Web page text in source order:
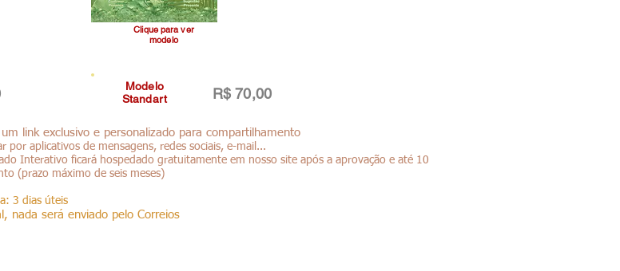
Clique para ver
modelo
Modelo
Standart
R$ 70,00
link exclusivo e personalizado para compartilhamento
por aplicativos de mensagens, redes sociais, e-mail...
Interativo ficará hospedado gratuitamente em nosso site após a aprovação e até 10
(prazo máximo de seis meses)
3 dias úteis
nada será enviado pelo Correios